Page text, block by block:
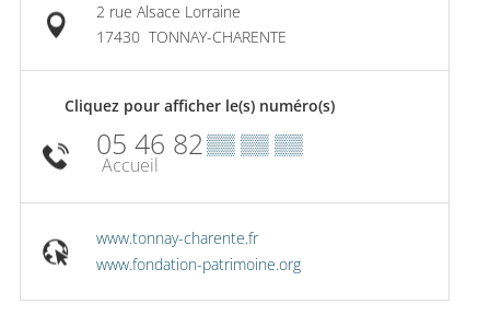
2 rue Alsace Lorraine
17430 TONNAY-CHARENTE
Cliquez pour afficher le(s) numéro(s)
05 46 82▒▒ ▒▒ ▒▒
Accueil
www.tonnay-charente.fr
www.fondation-patrimoine.org